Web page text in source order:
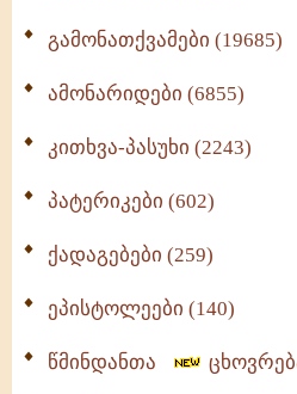
გამონათქვამები (19685)
ამონარიდები (6855)
კითხვა-პასუხი (2243)
პატერიკები (602)
ქადაგებები (259)
ეპისტოლეები (140)
წმინდანთა